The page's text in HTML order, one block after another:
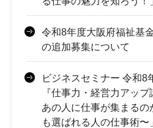
令和8年度大阪府福祉基
の追加募集について
ビジネスセミナー 令和8
『仕事力・経営力アップ
あの人に仕事が集まるの
も選ばれる人の仕事術〜